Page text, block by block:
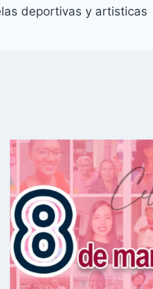
deportivas y artisticas